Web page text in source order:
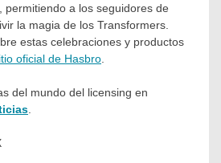
permitiendo a los seguidores de
la magia de los Transformers.
estas celebraciones y productos
oficial de Hasbro
del mundo del licensing en